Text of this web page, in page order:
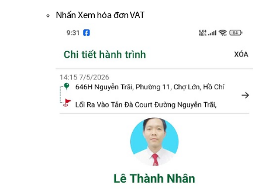
Nhấn Xem hóa đơn VAT